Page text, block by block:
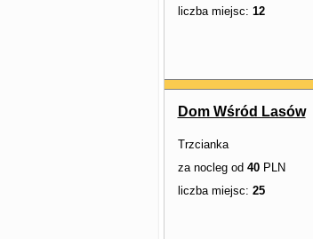
liczba miejsc: 12
Dom Wśród Lasów
Trzcianka
za nocleg od 40PLN
liczba miejsc: 25